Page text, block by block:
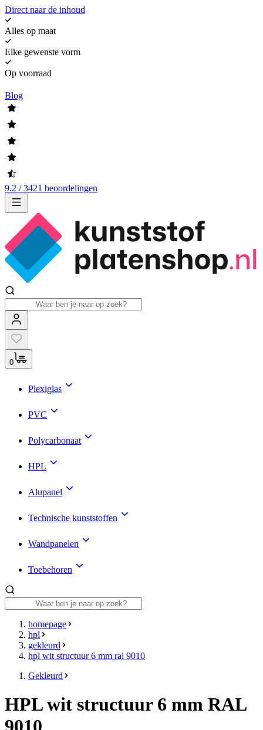
Direct naar de inhoud
Alles op maat
Elke gewenste vorm
Op voorraad
Blog
9.2 / 3421 beoordelingen
0
Plexiglas
PVC
Polycarbonaat
HPL
Alupanel
Technische kunststoffen
Wandpanelen
Toebehoren
homepage
hpl
gekleurd
hpl wit structuur 6 mm ral 9010
Gekleurd
HPL wit structuur 6 mm RAL